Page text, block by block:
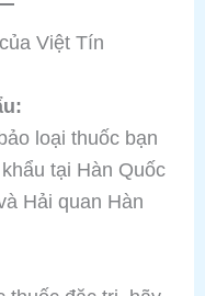
Việt Tín
loại thuốc bạn
tại Hàn Quốc
Hải quan Hàn